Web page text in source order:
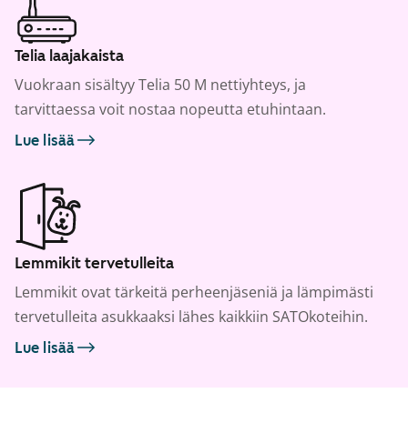
Telia laajakaista
Vuokraan sisältyy Telia 50 M nettiyhteys, ja
tarvittaessa voit nostaa nopeutta etuhintaan.
Lue lisää
Lemmikit tervetulleita
Lemmikit ovat tärkeitä perheenjäseniä ja lämpimästi
tervetulleita asukkaaksi lähes kaikkiin SATOkoteihin.
Lue lisää